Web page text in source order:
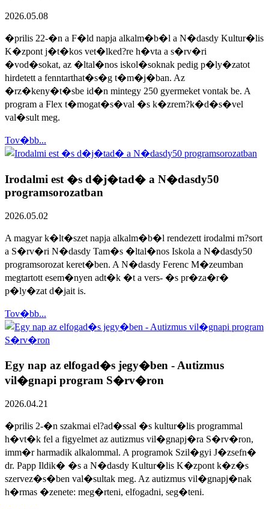
2026.05.08
�prilis 22-�n a F�ld napja alkalm�b�l a N�dasdy Kultur�lis
K�zpont j�t�kos vet�lked?re h�vta a s�rv�ri
�vod�sokat, az �ltal�nos iskol�soknak pedig p�ly�zatot
hirdetett a fenntarthat�s�g t�m�j�ban. Az
�rz�keny�t�sbe id�n mintegy 250 gyermeket vontak be. A
program a Flex t�mogat�s�val �s k�zrem?k�d�s�vel
val�sult meg.
Tov�bb...
Irodalmi est �s d�j�tad� a N�dasdy50
programsorozatban
2026.05.02
A magyar k�lt�szet napja alkalm�b�l rendezett irodalmi m?sort
a S�rv�ri N�dasdy Tam�s �ltal�nos Iskola a N�dasdy50
programsorozat keret�ben. A N�dasdy Ferenc M�zeumban
megtartott esem�nyen adt�k �t a vers- �s pr�za�r�
p�ly�zat d�jait is.
Tov�bb...
Egy nap az elfogad�s jegy�ben - Autizmus
vil�gnapi program S�rv�ron
2026.04.21
�prilis 2-�n szakmai el?ad�ssal �s kultur�lis programmal
h�vt�k fel a figyelmet az autizmus vil�gnapj�ra S�rv�ron,
imm�r harmadik alkalommal. A programok Szil�gyi J�zsefn�
dr. Papp Ildik� �s a N�dasdy Kultur�lis K�zpont k�z�s
szervez�s�ben val�sultak meg. Az autizmus vil�gnapj�nak
h�rmas �zenete: meg�rteni, elfogadni, seg�teni.